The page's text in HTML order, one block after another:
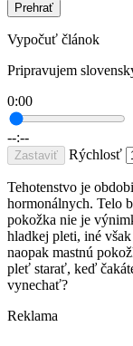
Prehrať
Vypočuť článok
Pripravujem
0:00
--:--
Zastaviť Rýchlosť
Tehotenstvo je
hormonálnych. Telo
pokožka nie je
hladkej pleti, iné
naopak mastnú
pleť starať, keď
vynechať?
Reklama